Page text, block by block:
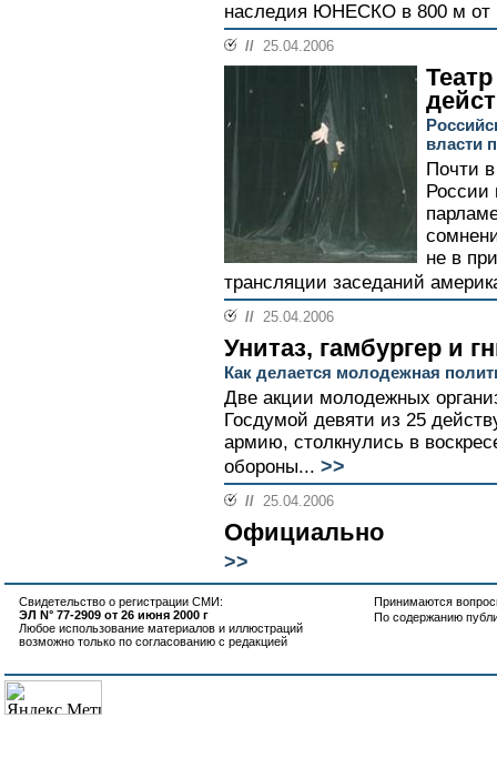
наследия ЮНЕСКО в 800 м от
// 25.04.2006
власти
Почти
России
не в
трансляции заседаний
// 25.04.2006
Унитаз, гамбургер и
Как делается молодежная
Две акции молодежных
Госдумой девяти из 25
армию, столкнулись в
обороны... >>
// 25.04.2006
Официально
>>
Свидетельство о регистрации СМИ:
ЭЛ N° 77-2909 от 26 июня 2000 г
Любое использование материалов и иллюстраций
возможно только по согласованию с редакцией
Принимаются
По содержанию